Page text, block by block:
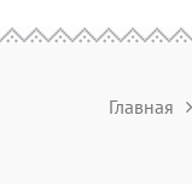
Главная